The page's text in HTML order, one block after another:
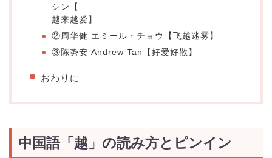
シン【
越来越爱 】
②周华健 エミール・チョウ【 飞越迷雾 】
③陈势安 Andrew Tan【好爱好散 】
おわりに
中国語「越」の読み方とピンイン